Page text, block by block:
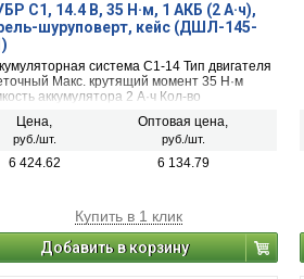
С1, 14.4 В, 35 Н·м, 1 АКБ (2 А·ч),
шуруповерт, кейс (ДШЛ-145-
система С1-14 Тип двигателя
Макс. крутящий момент 35 Н·м
аккумулятора 2 А·ч Кол-во
нет
Цена,
руб./шт.
Оптовая цена,
руб./шт.
6 424.62 6 134.79
Купить в 1 клик
Добавить в корзину